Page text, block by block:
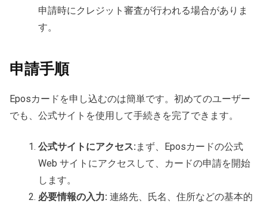
申請時にクレジット審査が行われる場合がありま
す。
申請手順
Eposカードを申し込むのは簡単です。初めてのユーザー
でも、公式サイトを使用して手続きを完了できます。
公式サイトにアクセス: まず、Eposカードの公式
Web サイトにアクセスして、カードの申請を開始
します。
必要情報の入力: 連絡先、氏名、住所などの基本的